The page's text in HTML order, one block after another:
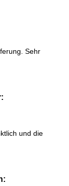
Sehr
und die